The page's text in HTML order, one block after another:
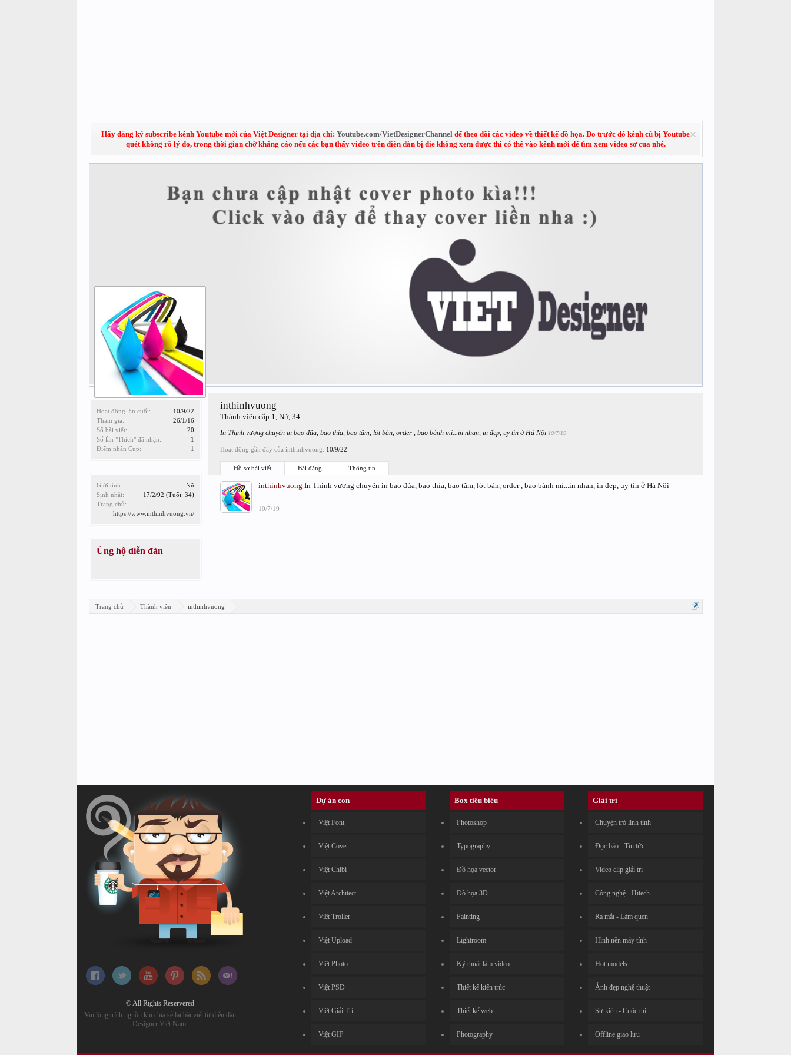
Hãy đăng ký subscribe kênh Youtube mới của Việt Designer tại địa chỉ: Youtube.com/VietDesignerChannel để theo dõi các video về thiết kế đồ họa. Do trước đó kênh cũ bị Youtube
quét không rõ lý do, trong thời gian chờ kháng cáo nếu các bạn thấy video trên diễn đàn bị die không xem được thì có thể vào kênh mới để tìm xem video sơ cua nhé.
Hoạt động lần cuối:
10/9/22
Tham gia:
26/1/16
Số bài viết:
20
Số lần "Thích" đã nhận:
1
Điểm nhận Cup:
1
Giới tính:
Nữ
Sinh nhật:
17/2/92 (Tuổi: 34)
Trang chủ:
https://www.inthinhvuong.vn/
Ủng hộ diễn đàn
inthinhvuong
Thành viên cấp 1 , Nữ, 34
In Thịnh vượng chuyên in bao đũa, bao thìa, bao tăm, lót bàn, order , bao bánh mì...in nhan, in đẹp, uy tín ở Hà Nội 10/7/19
Hoạt động gần đây của inthinhvuong: 10/9/22
Hồ sơ bài viết Bài đăng Thông tin
inthinhvuong In Thịnh vượng chuyên in bao đũa, bao thìa, bao tăm, lót bàn, order , bao bánh mì...in nhan, in đẹp, uy tín ở Hà Nội
10/7/19
Trang chủ Thành viên inthinhvuong
© All Rights Reservered
Vui lòng trích nguồn khi chia sẻ lại bài viết từ diễn đàn
Designer Việt Nam.
Dự án con
Việt Font
Việt Cover
Việt Chibi
Việt Architect
Việt Troller
Việt Upload
Việt Photo
Việt PSD
Việt Giải Trí
Việt GIF
Box tiêu biểu
Photoshop
Typography
Đồ họa vector
Đồ họa 3D
Painting
Lightroom
Kỹ thuật làm video
Thiết kế kiến trúc
Thiết kế web
Photography
Giải trí
Chuyện trò linh tinh
Đọc báo - Tin tức
Video clip giải trí
Công nghệ - Hitech
Ra mắt - Làm quen
Hình nền máy tính
Hot models
Ảnh đẹp nghệ thuật
Sự kiện - Cuộc thi
Offline giao lưu